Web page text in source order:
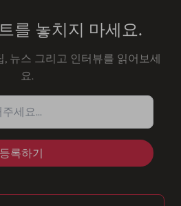
를 놓치지 마세요.
, 뉴스 그리고 인터뷰를 읽어보세
요.
요...